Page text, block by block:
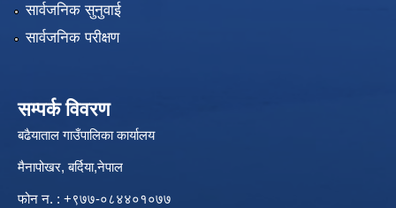
सार्वजनिक सुनुवाई
सार्वजनिक परीक्षण
सम्पर्क विवरण
बढैयाताल गाउँपालिका कार्यालय
मैनापोखर, बर्दिया,नेपाल
फोन न. : +९७७-०८४४०१०७७